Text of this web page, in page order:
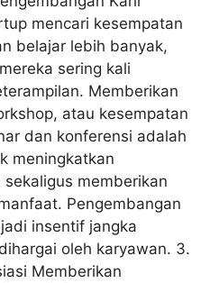
mencari kesempatan
belajar lebih banyak,
sering kali
Memberikan
atau kesempatan
dan konferensi adalah
meningkatkan
memberikan
Pengembangan
insentif jangka
oleh karyawan. 3.
Memberikan